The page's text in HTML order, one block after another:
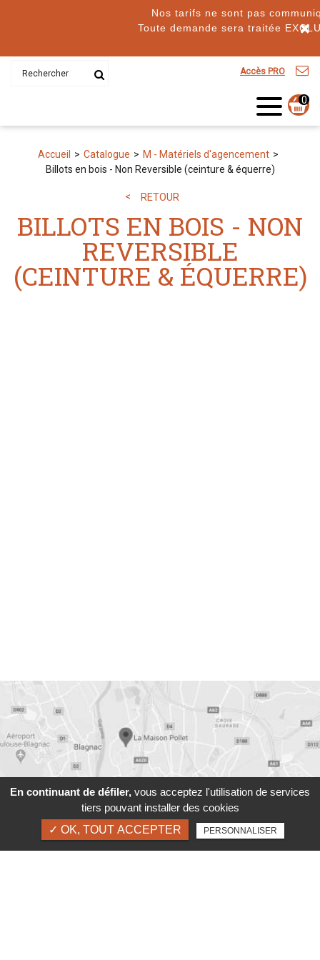
Nos tarifs ne sont pas
Toute demande sera traitée
×
Accès PRO
0
Accueil Catalogue
M - Matériels d'agencement
Billots en bois - Non Reversible (ceinture & équerre)
RETOUR
BILLOTS EN BOIS - NON
REVERSIBLE
(CEINTURE & ÉQUERRE)
31 Chemin de Chantelle - Bâtiment B - Porte 1
En continuant de défiler, vous acceptez l'utilisation de services
tiers pouvant installer des cookies
✓ OK, TOUT ACCEPTER
PERSONNALISER